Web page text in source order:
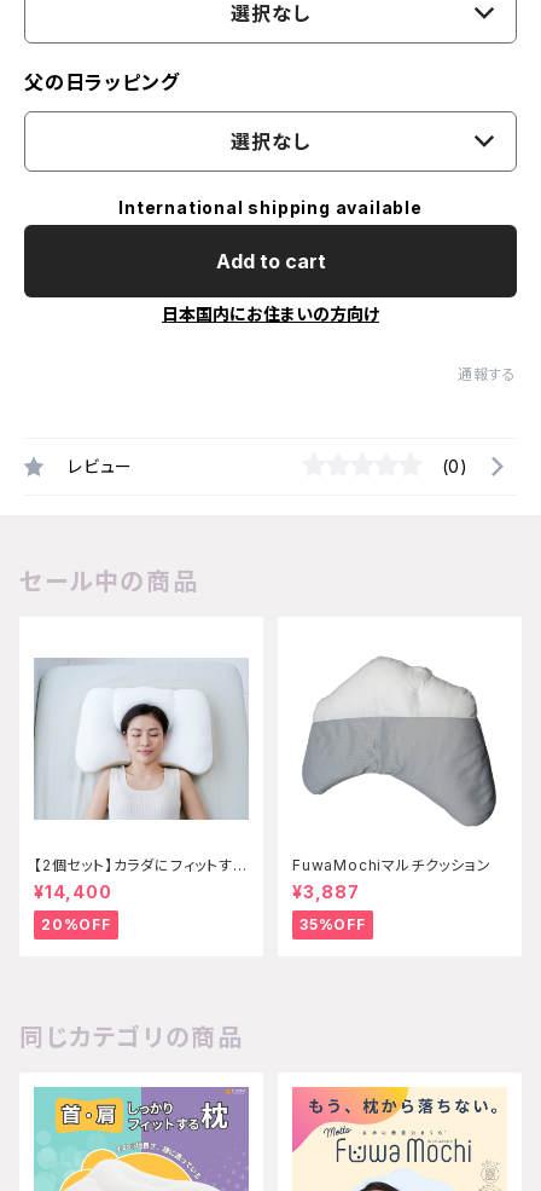
選択なし
父の日ラッピング
選択なし
International shipping available
Add to cart
日本国内にお住まいの方向け
通報する
レビュー (0)
セール中の商品
【2個セット】カラダにフィットする
枕 エクセレント
¥14,400
20%OFF
FuwaMochiマルチクッション
¥3,887
35%OFF
同じカテゴリの商品